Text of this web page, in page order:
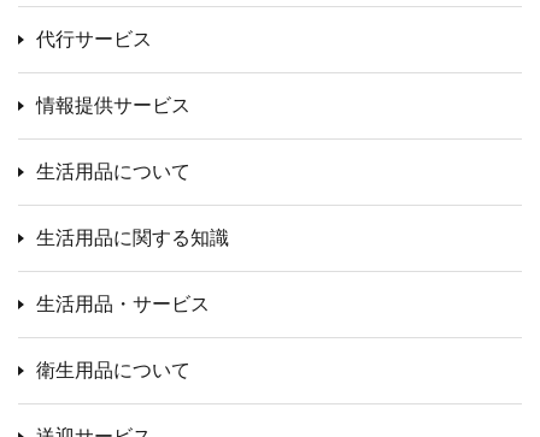
代行サービス
情報提供サービス
生活用品について
生活用品に関する知識
生活用品・サービス
衛生用品について